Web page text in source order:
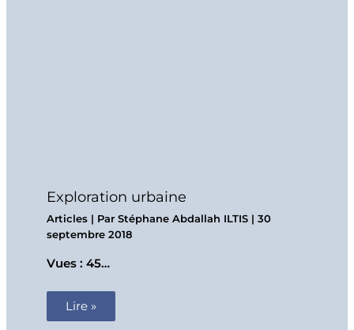
Exploration urbaine
Articles| Par Stéphane Abdallah ILTIS | 30
septembre 2018
Vues : 45…
Lire »